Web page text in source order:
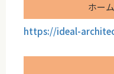
ホー
https://ideal-